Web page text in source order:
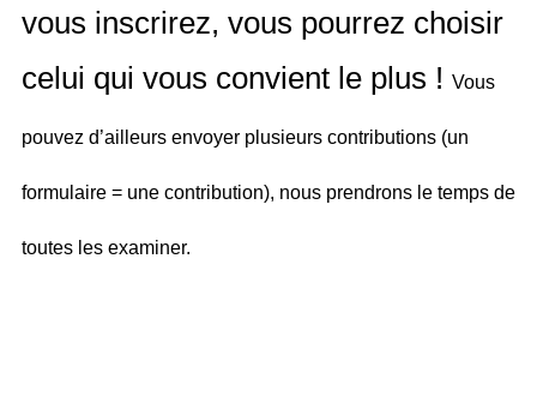
vous inscrirez, vous pourrez choisir
celui qui vous convient le plus ! Vous
pouvez d’ailleurs envoyer plusieurs contributions (un
formulaire = une contribution), nous prendrons le temps de
toutes les examiner.